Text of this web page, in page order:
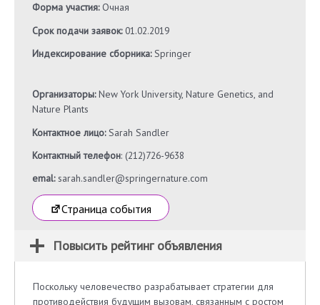
Форма участия:Очная
Срок подачи заявок:01.02.2019
Индексирование сборника:Springer
Организаторы:New York University, Nature Genetics, and
Nature Plants
Контактное лицо:Sarah Sandler
Контактный телефон: (212)726-9638
emal:sarah.sandler@springernature.com
Страница события
Повысить рейтинг объявления
Поскольку человечество разрабатывает стратегии для
противодействия будущим вызовам, связанным с ростом